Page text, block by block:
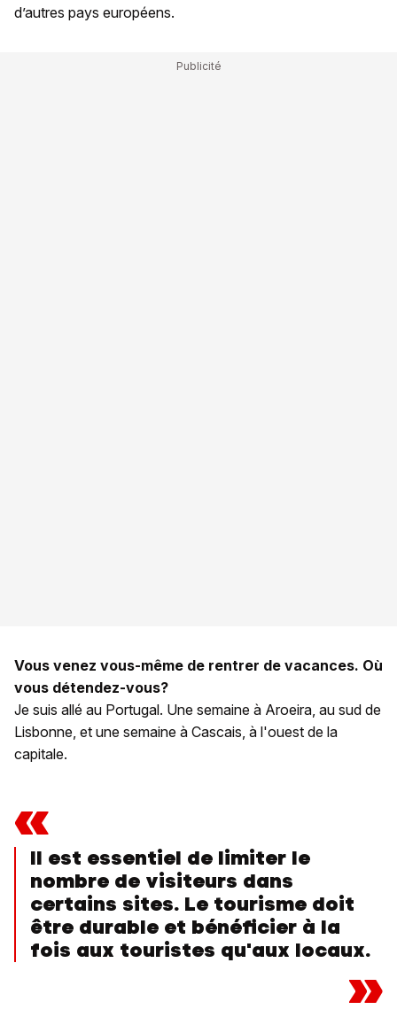
d’autres pays européens.
Vous venez vous-même de rentrer de vacances. Où
vous détendez-vous?
Je suis allé au Portugal. Une semaine à Aroeira, au sud de
Lisbonne, et une semaine à Cascais, à l'ouest de la
capitale.
«
Il est essentiel de limiter le
nombre de visiteurs dans
certains sites. Le tourisme doit
être durable et bénéficier à la
fois aux touristes qu'aux locaux.
»